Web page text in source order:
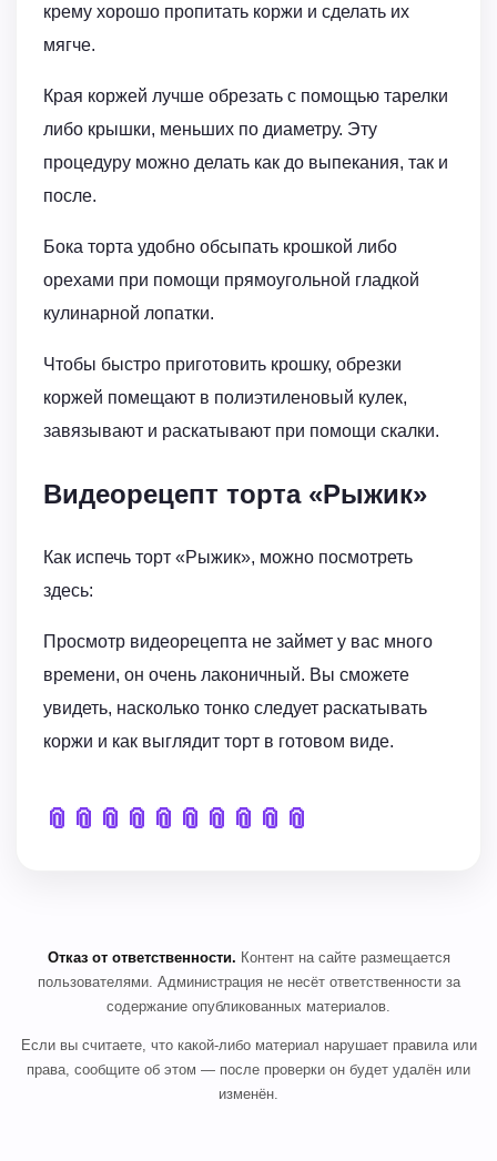
крему хорошо пропитать коржи и сделать их
мягче.
Края коржей лучше обрезать с помощью тарелки
либо крышки, меньших по диаметру. Эту
процедуру можно делать как до выпекания, так и
после.
Бока торта удобно обсыпать крошкой либо
орехами при помощи прямоугольной гладкой
кулинарной лопатки.
Чтобы быстро приготовить крошку, обрезки
коржей помещают в полиэтиленовый кулек,
завязывают и раскатывают при помощи скалки.
Видеорецепт торта «Рыжик»
Как испечь торт «Рыжик», можно посмотреть
здесь:
Просмотр видеорецепта не займет у вас много
времени, он очень лаконичный. Вы сможете
увидеть, насколько тонко следует раскатывать
коржи и как выглядит торт в готовом виде.
📎 📎 📎 📎 📎 📎 📎 📎 📎 📎
Отказ от ответственности. Контент на сайте размещается
пользователями. Администрация не несёт ответственности за
содержание опубликованных материалов.
Если вы считаете, что какой-либо материал нарушает правила или
права, сообщите об этом — после проверки он будет удалён или
изменён.